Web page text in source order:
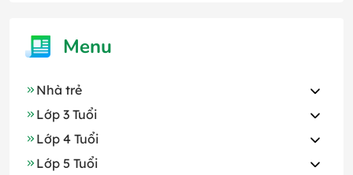
Menu
Nhà trẻ
Lớp 3 Tuổi
Lớp 4 Tuổi
Lớp 5 Tuổi